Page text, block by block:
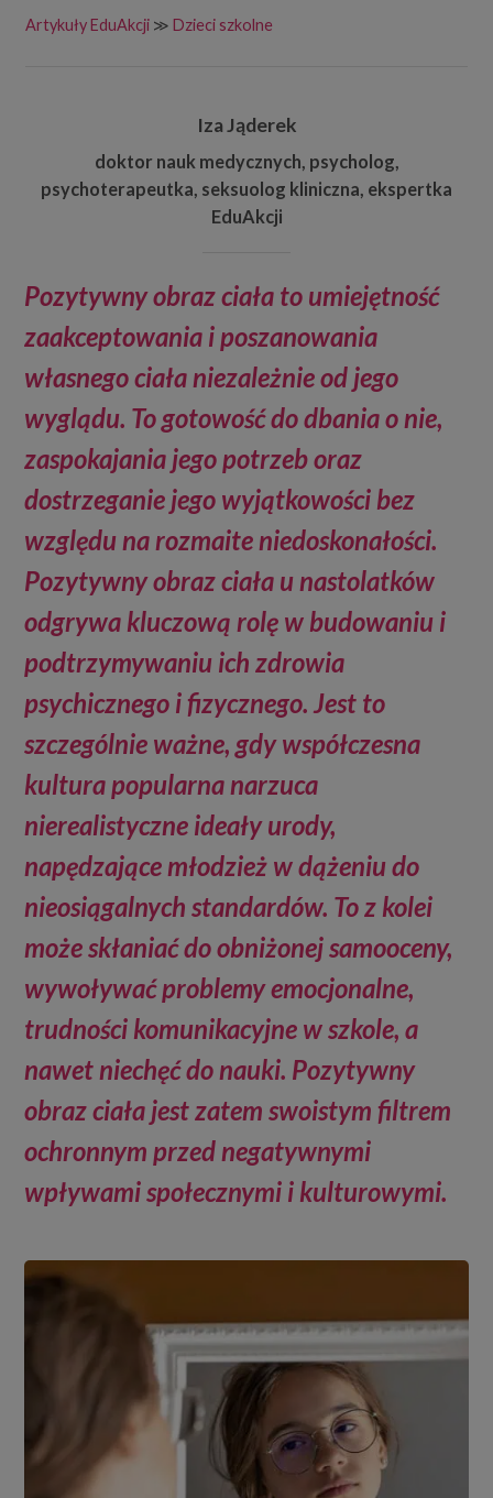
Artykuły EduAkcji≫ Dzieci szkolne
Iza Jąderek
doktor nauk medycznych, psycholog,
psychoterapeutka, seksuolog kliniczna, ekspertka
EduAkcji
Pozytywny obraz ciała to umiejętność
zaakceptowania i poszanowania
własnego ciała niezależnie od jego
wyglądu. To gotowość do dbania o nie,
zaspokajania jego potrzeb oraz
dostrzeganie jego wyjątkowości bez
względu na rozmaite niedoskonałości.
Pozytywny obraz ciała u nastolatków
odgrywa kluczową rolę w budowaniu i
podtrzymywaniu ich zdrowia
psychicznego i fizycznego. Jest to
szczególnie ważne, gdy współczesna
kultura popularna narzuca
nierealistyczne ideały urody,
napędzające młodzież w dążeniu do
nieosiągalnych standardów. To z kolei
może skłaniać do obniżonej samooceny,
wywoływać problemy emocjonalne,
trudności komunikacyjne w szkole, a
nawet niechęć do nauki. Pozytywny
obraz ciała jest zatem swoistym filtrem
ochronnym przed negatywnymi
wpływami społecznymi i kulturowymi.